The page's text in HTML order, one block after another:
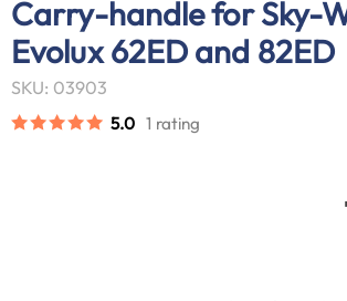
Carry-handle for Sky-
Evolux 62ED and 82ED
SKU: 03903
5.0 1 rating